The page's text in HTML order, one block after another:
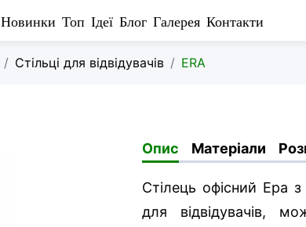
Новинки Топ Ідеї Блог Галерея Контакти
Стільці для відвідувачів ERA
Опис Матеріали
Cтілець офісний Ера з
для відвідувачів,